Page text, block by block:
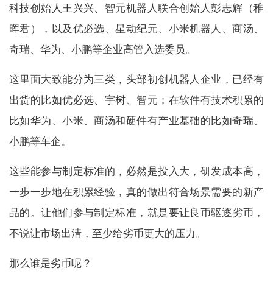
科技创始人王兴兴、智元机器人联合创始人彭志辉（稚
晖君），以及优必选、星动纪元、小米机器人、商汤、
奇瑞、华为、小鹏等企业高管入选委员。
这里面大致能分为三类，头部初创机器人企业，已经有
出货的比如优必选、宇树、智元；在软件有技术积累的
比如华为、小米、商汤和硬件有产业基础的比如奇瑞、
小鹏等车企。
这些能参与制定标准的，必然是投入大，研发成本高，
一步一步地在积累经验，真的做出符合场景需要的新产
品的。让他们参与制定标准，就是要让良币驱逐劣币，
不说让市场出清，至少给劣币更大的压力。
那么谁是劣币呢？